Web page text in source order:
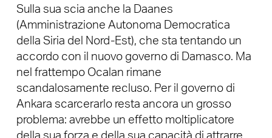
Sulla sua scia anche la Daanes
(Amministrazione Autonoma Democratica
della Siria del Nord-Est), che sta tentando un
accordo con il nuovo governo di Damasco. Ma
nel frattempo Ocalan rimane
scandalosamente recluso. Per il governo di
Ankara scarcerarlo resta ancora un grosso
problema: avrebbe un effetto moltiplicatore